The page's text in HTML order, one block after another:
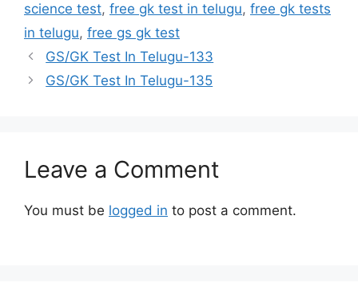
science test, free gk test in telugu, free gk tests
in telugu, free gs gk test
GS/GK Test In Telugu-133
GS/GK Test In Telugu-135
Leave a Comment
You must be logged in to post a comment.